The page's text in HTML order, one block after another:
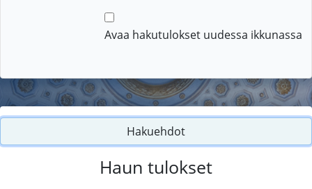
Avaa hakutulokset uudessa ikkunassa
Hakuehdot
Haun tulokset